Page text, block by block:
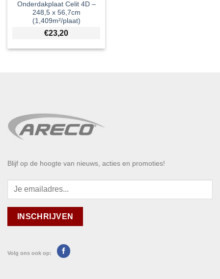
Onderdakplaat Celit 4D –
248,5 x 56,7cm
(1,409m²/plaat)
€23,20
Blijf op de hoogte van nieuws, acties en promoties!
Volg ons ook op: